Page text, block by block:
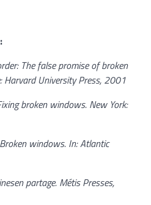
The false promise of broken
Harvard University Press, 2001
broken windows. New York:
Broken windows. In: Atlantic
partage. Métis Presses,